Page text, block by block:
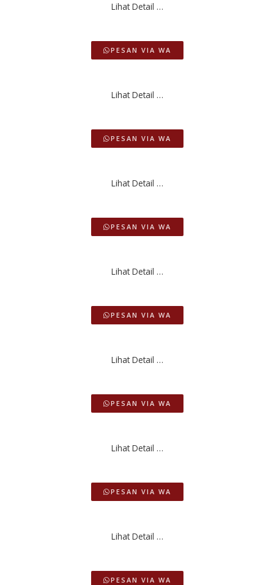
Lihat Detail …
PESAN VIA WA
Lihat Detail …
PESAN VIA WA
Lihat Detail …
PESAN VIA WA
Lihat Detail …
PESAN VIA WA
Lihat Detail …
PESAN VIA WA
Lihat Detail …
PESAN VIA WA
Lihat Detail …
PESAN VIA WA